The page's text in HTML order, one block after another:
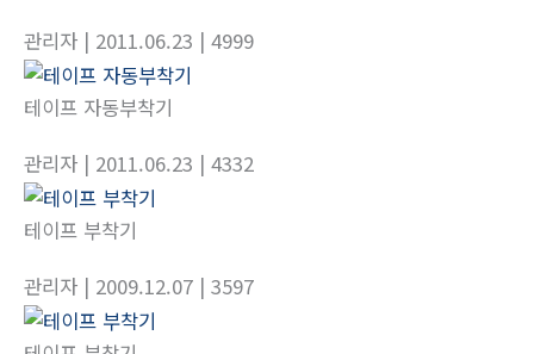
관리자 | 2011.06.23 | 4999
테이프 자동부착기
관리자 | 2011.06.23 | 4332
테이프 부착기
관리자 | 2009.12.07 | 3597